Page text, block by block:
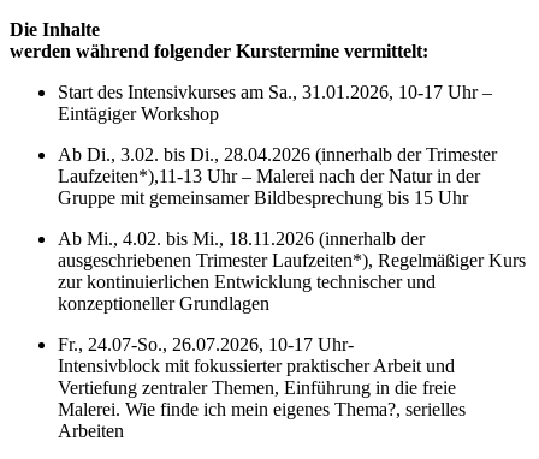
Die Inhalte
werden während folgender Kurstermine vermittelt:
Start des Intensivkurses am Sa., 31.01.2026, 10-17 Uhr –
Eintägiger Workshop
Ab Di., 3.02. bis Di., 28.04.2026 (innerhalb der Trimester
Laufzeiten*),11-13 Uhr – Malerei nach der Natur in der
Gruppe mit gemeinsamer Bildbesprechung bis 15 Uhr
Ab Mi., 4.02. bis Mi., 18.11.2026 (innerhalb der
ausgeschriebenen Trimester Laufzeiten*), Regelmäßiger Kurs
zur kontinuierlichen Entwicklung technischer und
konzeptioneller Grundlagen
Fr., 24.07-So., 26.07.2026, 10-17 Uhr-
Intensivblock mit fokussierter praktischer Arbeit und
Vertiefung zentraler Themen, Einführung in die freie
Malerei. Wie finde ich mein eigenes Thema?, serielles
Arbeiten